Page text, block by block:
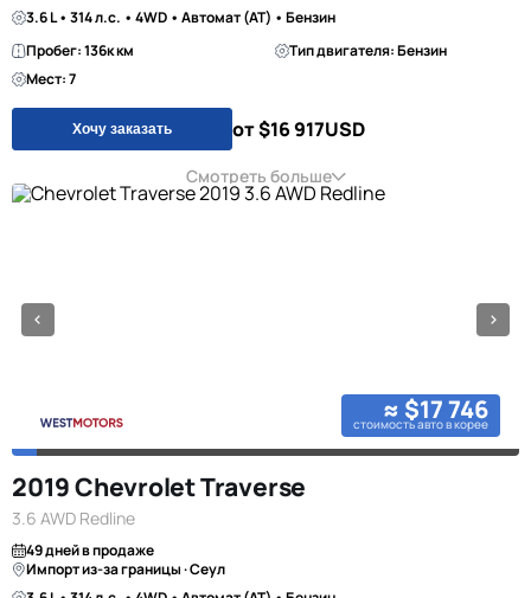
3.6 L • 314 л.с. • 4WD • Автомат (AT) • Бензин
Пробег: 136к км
Тип двигателя: Бензин
Мест: 7
Хочу заказать от $16 917USD
Смотреть больше
≈ $17 746
стоимость авто в корее
2019 Chevrolet Traverse
3.6 AWD Redline
49 дней в продаже
Импорт из-за границы · Сеул